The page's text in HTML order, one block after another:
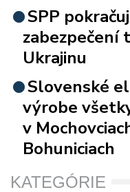
SPP
zabezpečení
Ukrajinu
Slovenské
výrobe
v
Bohuniciach
KATEGÓRIE